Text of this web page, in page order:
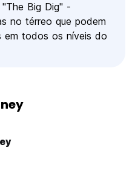
Big Dig" -
no térreo que podem
em todos os níveis do